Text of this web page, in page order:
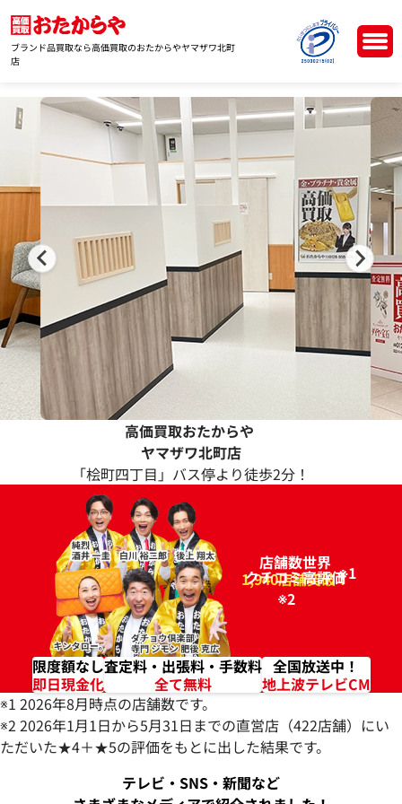
ブランド品買取なら高価買取のおたからやヤマザワ北町
店
高価買取おたからや
ヤマザワ北町店
「桧町四丁目」バス停より徒歩2分！
店舗数世界
1,940店舗突破！
※1
クチコミ高評価
96.2%
※2
限度額なし
即日現金化
査定料・出張料・手数料
全て無料
全国放送中！
地上波テレビCM
※1 2026年8月時点の店舗数です。
※2 2026年1月1日から5月31日までの直営店（422店舗）にい
ただいた★4＋★5の評価をもとに出した結果です。
テレビ・SNS・新聞など